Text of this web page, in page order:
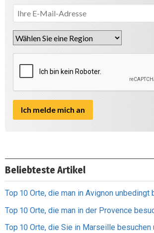
Beliebteste Artikel
Top 10 Orte, die man in Avignon
Top 10 Orte, die man in der Provence
Top 10 Orte, die Sie in Marseille besuchen